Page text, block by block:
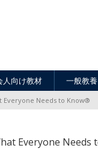
人向け教材 一般教
Everyone Needs to Know®
Everyone Needs